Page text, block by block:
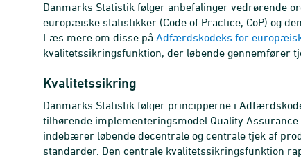
Danmarks Statistik følger anbefalinger vedrørende
europæiske statistikker (Code of Practice, CoP) og
Læs mere om disse på Adfærdskodeks for
kvalitetssikringsfunktion, der løbende gennemfører
Kvalitetssikring
Danmarks Statistik følger principperne i
tilhørende implementeringsmodel Quality
indebærer løbende decentrale og centrale tjek af
standarder. Den centrale kvalitetssikringsfunktion